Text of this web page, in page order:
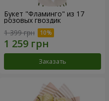
Букет "Фламинго" из 17
розовых гвоздик
1 399 грн
Заказать